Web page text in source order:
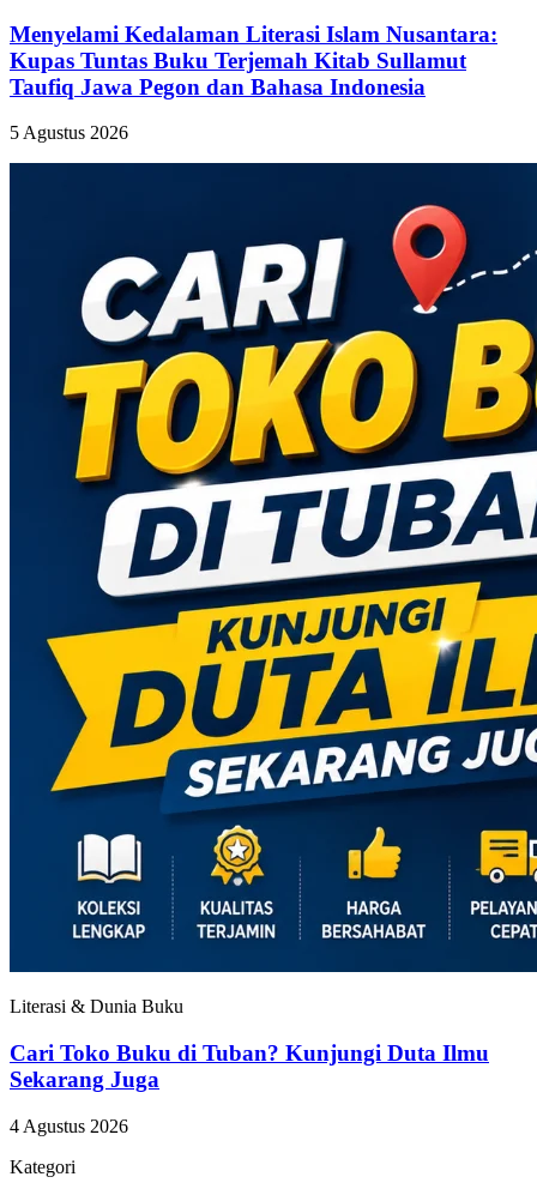
Menyelami Kedalaman Literasi Islam Nusantara:
Kupas Tuntas Buku Terjemah Kitab Sullamut
Taufiq Jawa Pegon dan Bahasa Indonesia
5 Agustus 2026
Literasi & Dunia Buku
Cari Toko Buku di Tuban? Kunjungi Duta Ilmu
Sekarang Juga
4 Agustus 2026
Kategori